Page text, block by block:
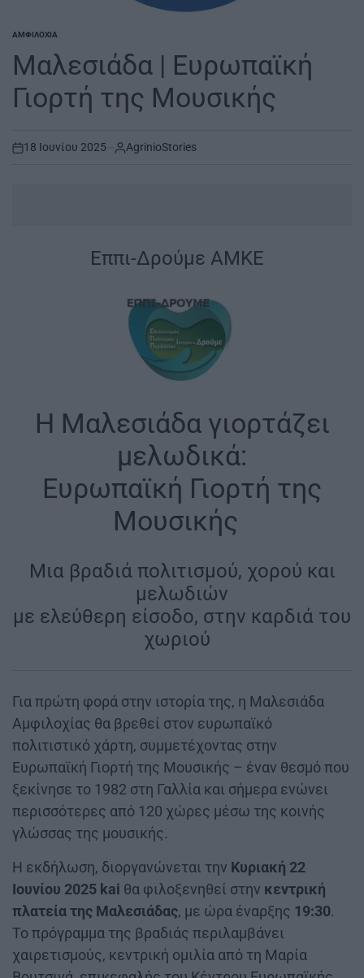
POSTED
ΑΜΦΙΛΟΧΊΑ
Μαλεσιάδα | Ευρωπαϊκή
Γιορτή της Μουσικής
on
18 Ιουνίου 2025 AgrinioStories
Εππι-Δρούμε ΑΜΚE
Η Μαλεσιάδα γιορτάζει
μελωδικά:
Ευρωπαϊκή Γιορτή της
Μουσικής
Μια βραδιά πολιτισμού, χορού και
μελωδιών
με ελεύθερη είσοδο, στην καρδιά του
χωριού
Για πρώτη φορά στην ιστορία της, η Μαλεσιάδα
Αμφιλοχίας θα βρεθεί στον ευρωπαϊκό
πολιτιστικό χάρτη, συμμετέχοντας στην
Ευρωπαϊκή Γιορτή της Μουσικής – έναν θεσμό που
ξεκίνησε το 1982 στη Γαλλία και σήμερα ενώνει
περισσότερες από 120 χώρες μέσω της κοινής
γλώσσας της μουσικής.
Η εκδήλωση, διοργανώνεται την Κυριακή 22
Ιουνίου 2025 kai θα φιλοξενηθεί στην κεντρική
πλατεία της Μαλεσιάδας, με ώρα έναρξης 19:30.
Το πρόγραμμα της βραδιάς περιλαμβάνει
χαιρετισμούς, κεντρική ομιλία από τη Μαρία